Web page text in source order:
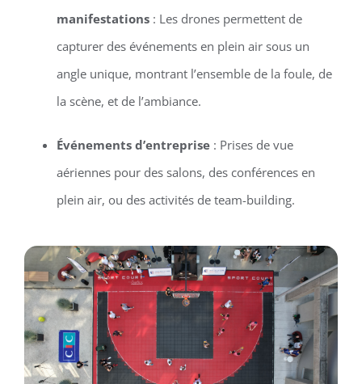
manifestations: Les drones permettent de
capturer des événements en plein air sous un
angle unique, montrant l’ensemble de la foule, de
la scène, et de l’ambiance.
Événements d’entreprise: Prises de vue
aériennes pour des salons, des conférences en
plein air, ou des activités de team-building.